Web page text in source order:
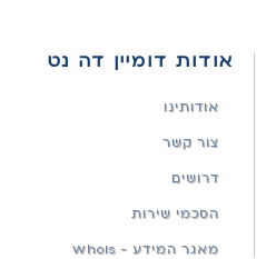
אודות דומיין דה נט
אודותינו
צור קשר
דרושים
הסכמי שירות
מאגר המידע - WhoIs